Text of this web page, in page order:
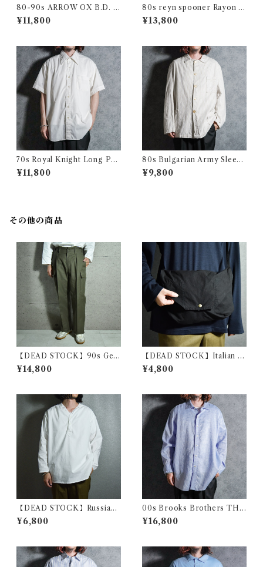
80-90s ARROW OX B.D. S
hirts アロー オックスフォー
ド 半袖 ボタンダウン シャツ
¥11,800
80s reyn spooner Rayon Al
oha Shirts レインスプーナー
レーヨン アロハシャツ
¥13,800
70s Royal Knight Long Poi
nt Collar Shirts ロイヤルナ
イト ロングポイント 半袖 シャ
¥11,800
80s Bulgarian Army Sleepi
ng Shirts Coverall ブルガリ
ア軍 スリーピング シャツ カバ
¥9,800
その他の商品
【DEAD STOCK】90s Ger
man Army Moleskin Pants
ドイツ軍 モールスキン カーゴ
¥14,800
【DEAD STOCK】Italian A
rmy Cotton Shoulder Bag
イタリア軍 コットン ショルダ
¥4,800
【DEAD STOCK】Russian
military sleeping shirts V-
Henryneck ロシア軍 スリー
¥6,800
00s Brooks Brothers THO
MAS MASON Linen Shirts
ブルックスブラザーズ トーマ
¥16,800